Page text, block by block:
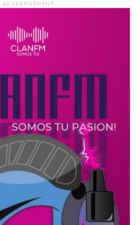
ADVERTISEMENT